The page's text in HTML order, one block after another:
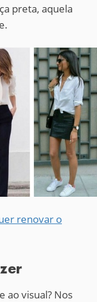
preta, aquela
renovar o
ao visual? Nos